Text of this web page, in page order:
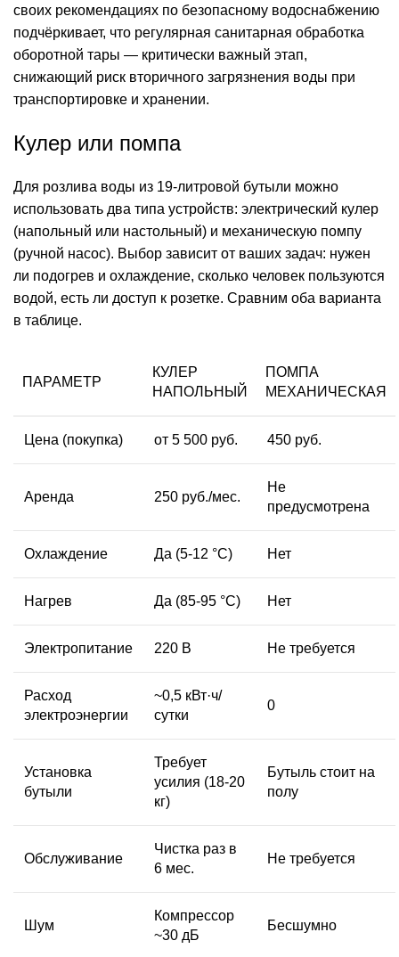
своих рекомендациях по безопасному водоснабжению
подчёркивает, что регулярная санитарная обработка
оборотной тары — критически важный этап,
снижающий риск вторичного загрязнения воды при
транспортировке и хранении.
Кулер или помпа
Для розлива воды из 19-литровой бутыли можно
использовать два типа устройств: электрический кулер
(напольный или настольный) и механическую помпу
(ручной насос). Выбор зависит от ваших задач: нужен
ли подогрев и охлаждение, сколько человек пользуются
водой, есть ли доступ к розетке. Сравним оба варианта
в таблице.
ПАРАМЕТР
КУЛЕР
НАПОЛЬНЫЙ
ПОМПА
МЕХАНИЧЕСКАЯ
Цена (покупка) от 5 500 руб. 450 руб.
Аренда 250 руб./мес.
Не
предусмотрена
Охлаждение Да (5-12 °C) Нет
Нагрев Да (85-95 °C) Нет
Электропитание 220 В Не требуется
Расход
электроэнергии
~0,5 кВт·ч/
сутки
0
Установка
бутыли
Требует
усилия (18-20
кг)
Бутыль стоит на
полу
Обслуживание
Чистка раз в
6 мес.
Не требуется
Шум
Компрессор
~30 дБ
Бесшумно